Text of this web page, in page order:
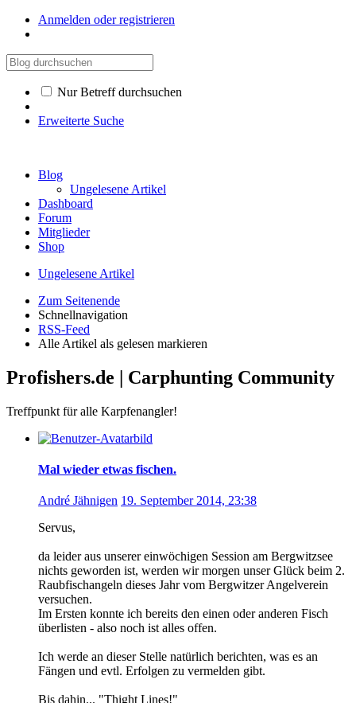
Anmelden oder registrieren
Nur Betreff durchsuchen
Erweiterte Suche
Blog
Ungelesene Artikel
Dashboard
Forum
Mitglieder
Shop
Ungelesene Artikel
Zum Seitenende
Schnellnavigation
RSS-Feed
Alle Artikel als gelesen markieren
Profishers.de | Carphunting Community
Treffpunkt für alle Karpfenangler!
Mal wieder etwas fischen.
André Jähnigen 19. September 2014, 23:38
Servus,
da leider aus unserer einwöchigen Session am Bergwitzsee
nichts geworden ist, werden wir morgen unser Glück beim 2.
Raubfischangeln dieses Jahr vom Bergwitzer Angelverein
versuchen.
Im Ersten konnte ich bereits den einen oder anderen Fisch
überlisten - also noch ist alles offen.
Ich werde an dieser Stelle natürlich berichten, was es an
Fängen und evtl. Erfolgen zu vermelden gibt.
Bis dahin... "Thight Lines!"